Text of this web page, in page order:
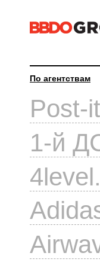
По агентствам
Post-it
1-й